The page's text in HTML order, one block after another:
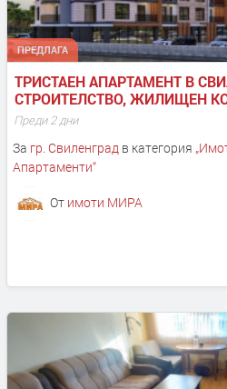
ПРЕДЛАГА
ТРИСТАЕН АПАРТАМЕНТ В
СТРОИТЕЛСТВО, ЖИЛИЩЕН
Преди 2 дни
За гр. Свиленград в категория „
Апартаменти“
От имоти МИРА